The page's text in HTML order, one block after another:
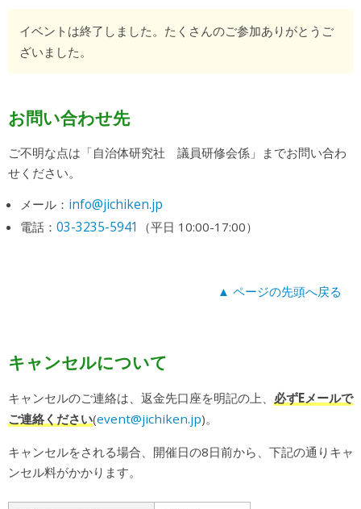
イベントは終了しました。たくさんのご参加ありがとうご
ざいました。
お問い合わせ先
ご不明な点は「自治体研究社 議員研修会係」までお問い合わ
せください。
メール： info@jichiken.jp
電話： 03-3235-5941 （平日 10:00-17:00）
▲ ページの先頭へ戻る
キャンセルについて
キャンセルのご連絡は、返金先口座を明記の上、 必ずEメールで
ご連絡ください(event@jichiken.jp)。
キャンセルをされる場合、開催日の8日前から、下記の通りキャ
ンセル料がかかります。